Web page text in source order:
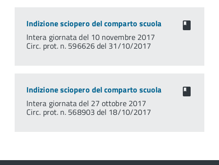
Indizione sciopero del comparto scuola
Intera giornata del 10 novembre 2017
Circ. prot. n. 596626 del 31/10/2017
Indizione sciopero del comparto scuola
Intera giornata del 27 ottobre 2017
Circ. prot. n. 568903 del 18/10/2017